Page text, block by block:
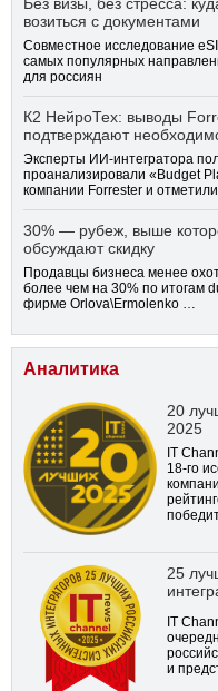
Без визы, без стресса:
возиться с документами
Совместное исследование
самых популярных
для россиян
К2 НейроТех: выводы
подтверждают
Эксперты ИИ-интегратора
проанализировали «Budget
компании Forrester и
30% — рубеж, выше
обсуждают скидку
Продавцы бизнеса менее
более чем на 30% по итогам
фирме Orlova\Ermolenko …
Аналитика
20
2025
IT
18-го
25
IT
и